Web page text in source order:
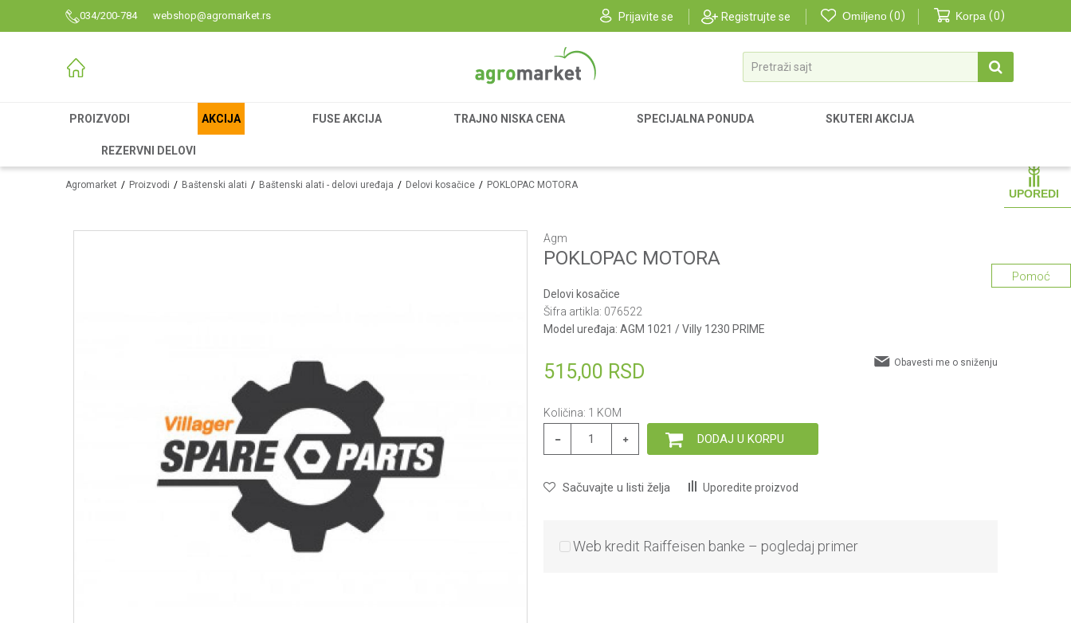
034/200-784 webshop@agromarket.rs Prijavite se Registrujte se Omiljeno 0 Korpa 0
Pretraži sajt
PROIZVODI AKCIJA FUSE AKCIJA TRAJNO NISKA CENA SPECIJALNA PONUDA SKUTERI AKCIJA
REZERVNI DELOVI
UPOREDI
Agromarket Proizvodi Baštenski alati Baštenski alati - delovi uređaja Delovi kosačice POKLOPAC MOTORA
Agm
POKLOPAC MOTORA
Delovi kosačice
Šifra artikla: 076522
Model uređaja: AGM 1021 / Villy 1230 PRIME
515,00 RSD Obavesti me o sniženju
Količina: 1 KOM
DODAJ U KORPU
Sačuvajte u listi želja Uporedite proizvod
Web kredit Raiffeisen banke – pogledaj primer
Pomoć